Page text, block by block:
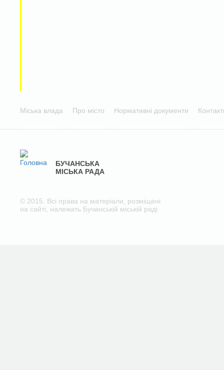
Міська влада Про місто Нормативні документи
БУЧАНСЬКА
МІСЬКА РАДА
© 2015. Всі права на матеріали, розміщені
на сайті, належать Бучанській міській раді